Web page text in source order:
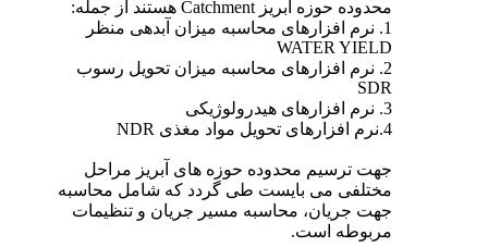
محدوده حوزه آبریز Catchment هستند از جمله:
1. نرم افزارهای محاسبه میزان آبدهی منظر
WATER YIELD
2. نرم افزارهای محاسبه میزان تحویل رسوب
SDR
3. نرم افزارهای هیدرولوژیکی
4.نرم افزارهای تحویل مواد مغذی NDR
جهت ترسیم محدوده حوزه های آبریز مراحل
مختلفی می بایست طی گردد که شامل محاسبه
جهت جریان، محاسبه مسیر جریان و تنظیمات
مربوطه است.